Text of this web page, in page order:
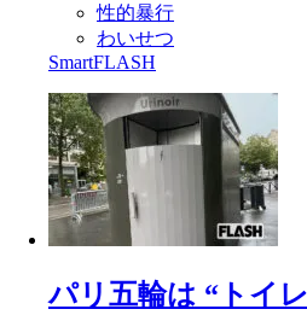
性的暴行
わいせつ
SmartFLASH
パリ五輪は “トイ